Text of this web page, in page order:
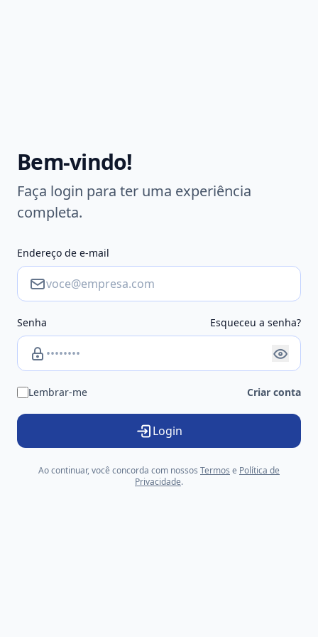
Bem-vindo!
Faça login para ter uma experiência
completa.
Endereço de e-mail
Senha Esqueceu a senha?
Lembrar-me Criar conta
Login
Ao continuar, você concorda com nossos Termos e Política de
Privacidade.